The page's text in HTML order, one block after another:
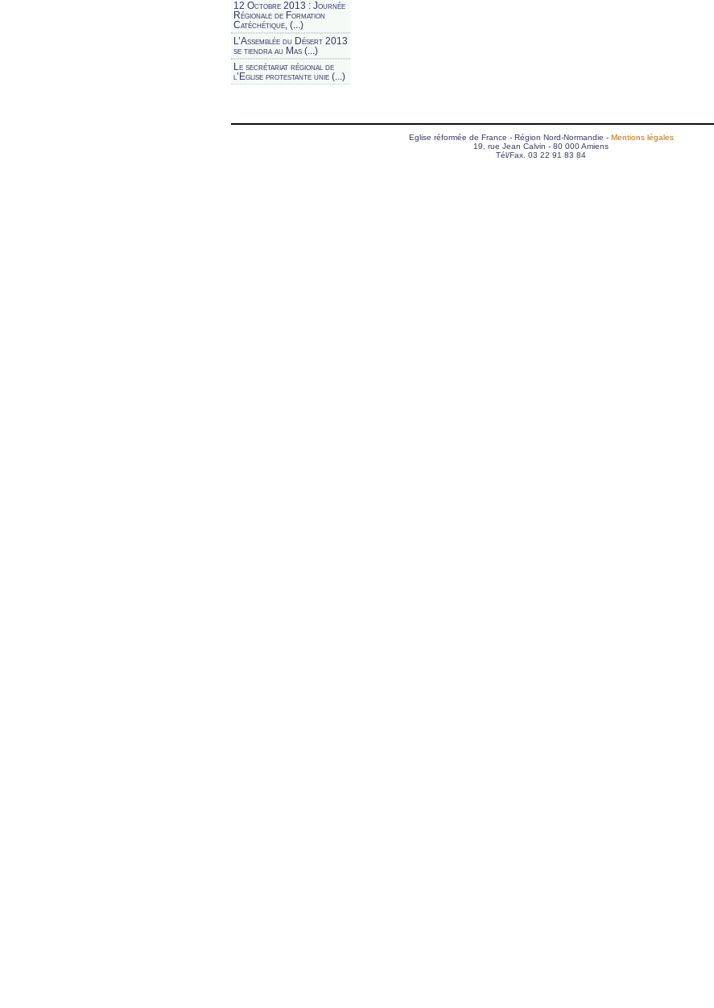
12 Octobre 2013 : Journée
Régionale de Formation
Catéchétique, (...)
L’Assemblée du Désert 2013
se tiendra au Mas (...)
Le secrétariat régional de
l’Eglise protestante unie (...)
Eglise réformée de France - Région Nord-Normandie - Mentions légales
19, rue Jean Calvin - 80 000 Amiens
Tél/Fax. 03 22 91 83 84